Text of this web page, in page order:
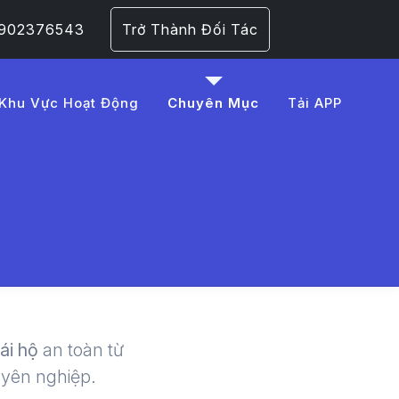
Trở Thành Đối Tác
Khu Vực Hoạt Động Chuyên Mục Tải APP
-
hộ an toàn từ
nghiệp.